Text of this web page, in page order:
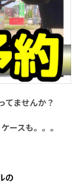
てませんか？
ースも。。。
の